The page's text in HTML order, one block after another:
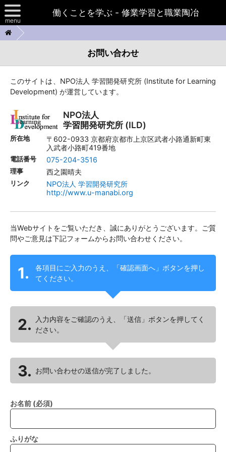
働くことを学ぶ - 修業学習と職業陶冶
menu
日本における修業学習
スイスの陶冶の道
ボローニャプロセス
フランスの修業学習
お問い合わせ
お問い合わせ
このサイトは、NPO法人 学習開発研究所 (Institute for Learning
Development) が運営しています。
NPO法人
学習開発研究所 (ILD)
所在地
〒602-0933 京都府京都市上京区武者小路通新町東
入武者小路町419番地
電話番号 075-204-3516
理事 西之園晴夫
リンク
NPO法人 学習開発研究所
http://www.u-manabi.org
当Webサイトをご覧いただき、誠にありがとうございます。ご質
問やご意見は下記フォームからお問い合わせください。
1.
各項目にご入力のうえ、「確認画面へ」ボタンを押し
てください。
2.
入力内容をご確認のうえ、「送信」ボタンを押してく
ださい。
3. お問い合わせの送信が完了しました。
お名前 (必須)
ふりがな